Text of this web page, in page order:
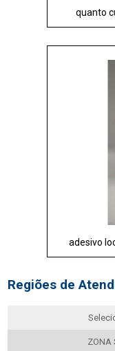
quanto
adesivo
Regiões de
ZONA